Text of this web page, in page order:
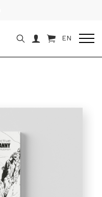
EN